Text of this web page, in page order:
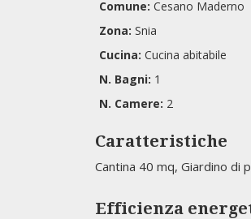
Comune: Cesano Maderno
Zona: Snia
Cucina: Cucina abitabile
N. Bagni: 1
N. Camere: 2
Caratteristiche
Cantina 40 mq, Giardino di
Efficienza